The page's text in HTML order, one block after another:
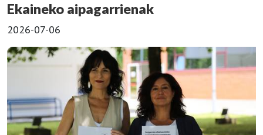
Ekaineko aipagarrienak
2026-07-06